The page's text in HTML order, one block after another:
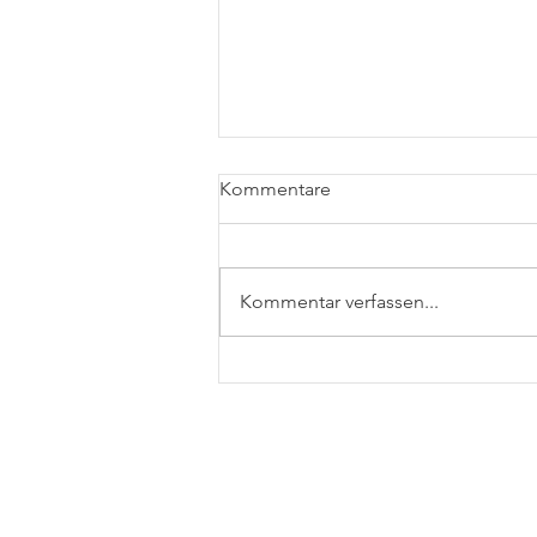
Kommentare
Kommentar verfassen...